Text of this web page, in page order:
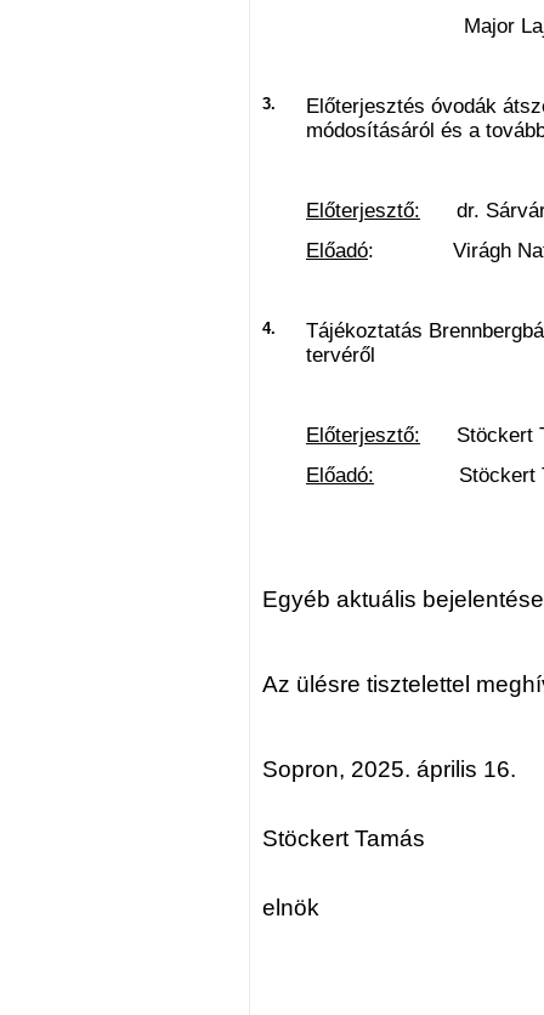
Major Lajos
3.
Előterjesztés óvodák
módosításáról és a
Előterjesztő: dr. Sárvári
Előadó: Virágh
4.
Tájékoztatás
tervéről
Előterjesztő: Stöckert
Előadó: Stöckert
Egyéb aktuális
Az ülésre tisztelettel
Sopron, 2025. április 16.
Stöckert Tamás
elnök